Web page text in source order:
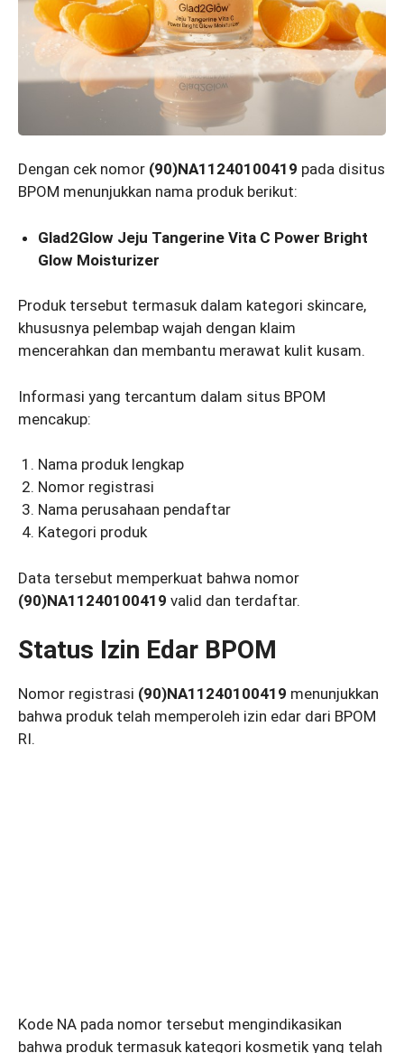
Dengan cek nomor (90)NA11240100419 pada disitus
BPOM menunjukkan nama produk berikut:
Glad2Glow Jeju Tangerine Vita C Power Bright
Glow Moisturizer
Produk tersebut termasuk dalam kategori skincare,
khususnya pelembap wajah dengan klaim
mencerahkan dan membantu merawat kulit kusam.
Informasi yang tercantum dalam situs BPOM
mencakup:
Nama produk lengkap
Nomor registrasi
Nama perusahaan pendaftar
Kategori produk
Data tersebut memperkuat bahwa nomor
(90)NA11240100419 valid dan terdaftar.
Status Izin Edar BPOM
Nomor registrasi (90)NA11240100419 menunjukkan
bahwa produk telah memperoleh izin edar dari BPOM
RI.
Kode NA pada nomor tersebut mengindikasikan
bahwa produk termasuk kategori kosmetik yang telah